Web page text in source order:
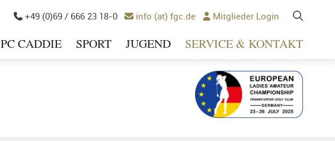
 +49 (0)69 / 666 23 18-0  info (at) fgc.de  Mitglieder Login
PC CADDIE SPORT JUGEND SERVICE & KONTAKT